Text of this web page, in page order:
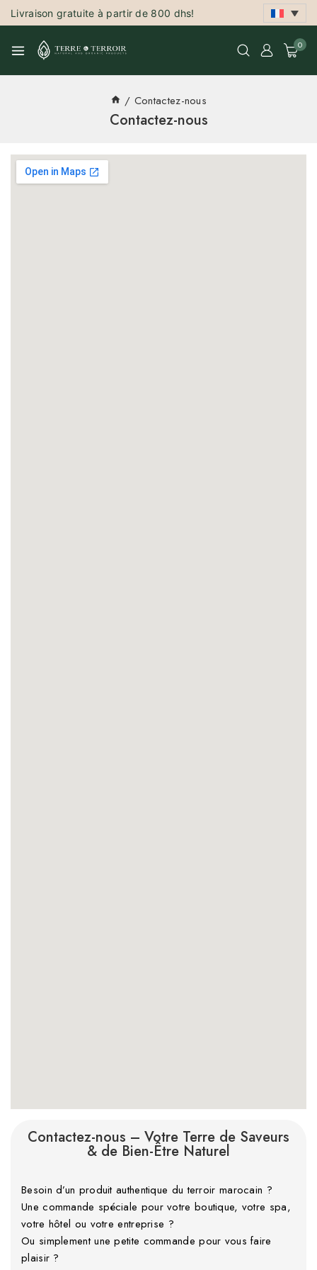
Livraison gratuite à partir de 800 dhs!
0
/ Contactez-nous
Contactez-nous
Contactez-nous – Votre Terre de Saveurs
& de Bien-Être Naturel
Besoin d’un produit authentique du terroir marocain ?
Une commande spéciale pour votre boutique, votre spa,
votre hôtel ou votre entreprise ?
Ou simplement une petite commande pour vous faire
plaisir ?